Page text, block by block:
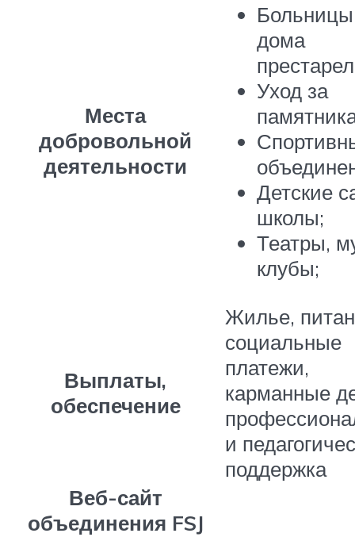
Места
добровольной
деятельности
дома
Уход за
Детские
школы;
Театры,
клубы;
Выплаты,
обеспечение
Жилье,
социальные
платежи,
карманные
и
поддержка
Веб-сайт
объединения FSJ